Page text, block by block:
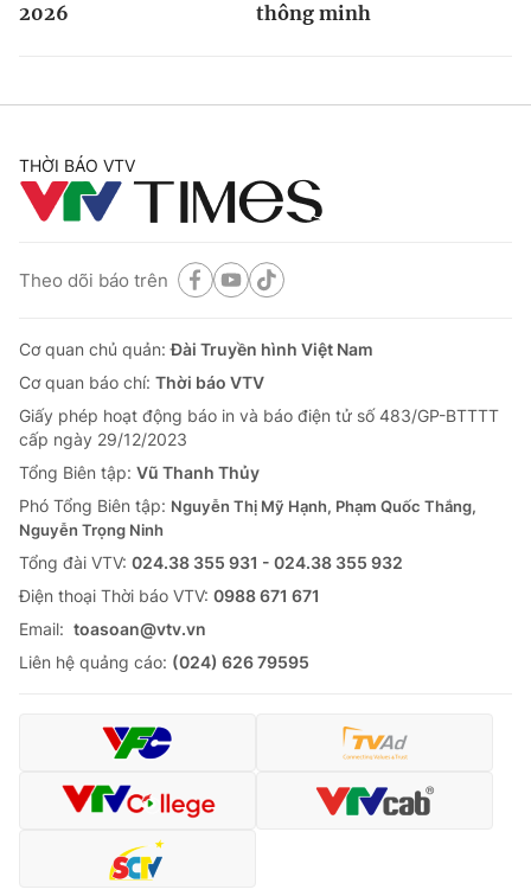
2026
thông minh
THỜI BÁO VTV
Theo dõi báo trên
Cơ quan chủ quản:Đài Truyền hình Việt Nam
Cơ quan báo chí: Thời báo VTV
Giấy phép hoạt động báo in và báo điện tử số 483/GP-BTTTT
cấp ngày 29/12/2023
Tổng Biên tập: Vũ Thanh Thủy
Phó Tổng Biên tập: Nguyễn Thị Mỹ Hạnh, Phạm Quốc Thắng,
Nguyễn Trọng Ninh
Tổng đài VTV: 024.38 355 931 - 024.38 355 932
Ðiện thoại Thời báo VTV: 0988 671 671
Email: toasoan@vtv.vn
Liên hệ quảng cáo: (024) 626 79595